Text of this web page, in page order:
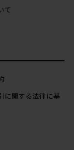
て
に関する法律に基